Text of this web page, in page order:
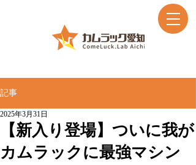
記事
【新入り登場】ついに我が
カムラックに最強マシン
2025年3月31日